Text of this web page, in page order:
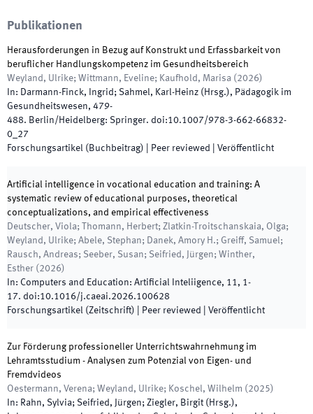
Publikationen
Herausforderungen in Bezug auf Konstrukt und Erfassbarkeit von
beruflicher Handlungskompetenz im Gesundheitsbereich
Weyland, Ulrike; Wittmann, Eveline; Kaufhold, Marisa ( 2026)
In: Darmann-Finck, Ingrid; Sahmel, Karl-Heinz ( Hrsg.), Pädagogik im
Gesundheitswesen, 479-
488. Berlin/Heidelberg: Springer. doi:10.1007/978-3-662-66832-
0_27
Forschungsartikel (Buchbeitrag) | Peer reviewed Veröffentlicht
Artificial intelligence in vocational education and training: A
systematic review of educational purposes, theoretical
conceptualizations, and empirical effectiveness
Deutscher, Viola; Thomann, Herbert; Zlatkin-Troitschanskaia, Olga;
Weyland, Ulrike; Abele, Stephan; Danek, Amory H.; Greiff, Samuel;
Rausch, Andreas; Seeber, Susan; Seifried, Jürgen; Winther,
Esther ( 2026)
In: Computers and Education: Artificial Inteliigence, 11, 1-
17. doi:10.1016/j.caeai.2026.100628
Forschungsartikel (Zeitschrift) | Peer reviewed Veröffentlicht
Zur Förderung professioneller Unterrichtswahrnehmung im
Lehramtsstudium - Analysen zum Potenzial von Eigen- und
Fremdvideos
Oestermann, Verena; Weyland, Ulrike; Koschel, Wilhelm ( 2025)
In: Rahn, Sylvia; Seifried, Jürgen; Ziegler, Birgit ( Hrsg.),